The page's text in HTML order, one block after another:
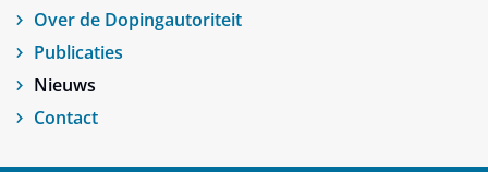
Over de Dopingautoriteit
Publicaties
Nieuws
Contact